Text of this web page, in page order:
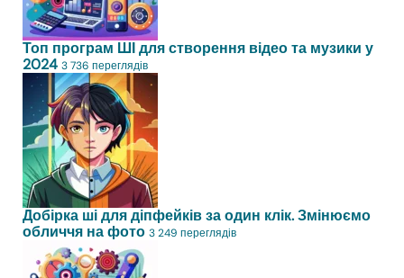
Топ програм ШІ для створення відео та музики у
2024 3 736 переглядів
Добірка ші для діпфейків за один клік. Змінюємо
обличчя на фото 3 249 переглядів